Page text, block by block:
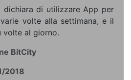
dichiara di utilizzare App per
volte alla settimana, e il
volte al giorno.
BitCity
2018